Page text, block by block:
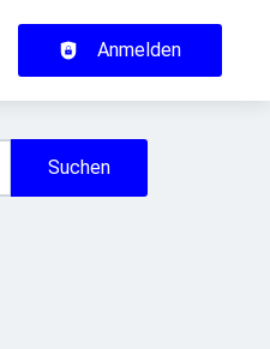
Anmelden
Suchen